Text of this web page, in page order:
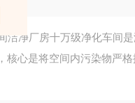
洁净厂房十万级净化车间
核心是将空间内污染物严